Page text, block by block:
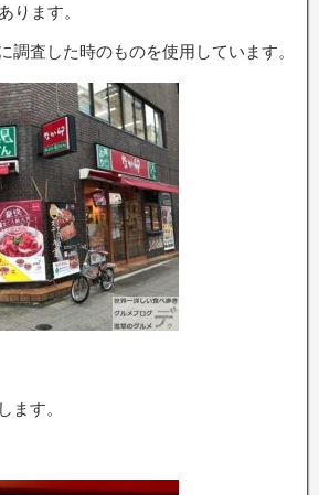
ります。
調査した時のものを使用しています。
ます。